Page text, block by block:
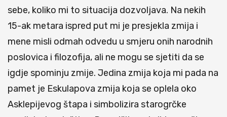
sebe, koliko mi to situacija dozvoljava. Na nekih
15-ak metara ispred put mi je presjekla zmija i
mene misli odmah odvedu u smjeru onih narodnih
poslovica i filozofija, ali ne mogu se sjetiti da se
igdje spominju zmije. Jedina zmija koja mi pada na
pamet je Eskulapova zmija koja se oplela oko
Asklepijevog štapa i simbolizira starogrčke